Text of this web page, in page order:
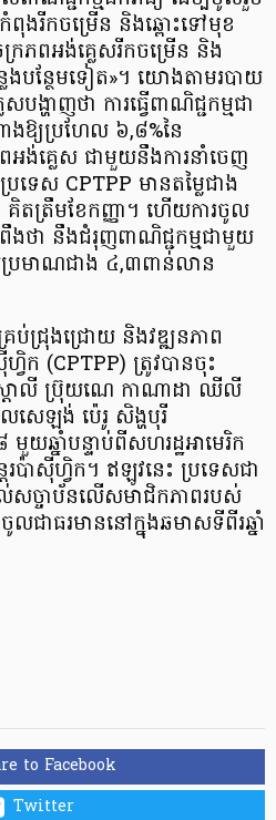
ពុងរីកចម្រើន និងឆ្ពោះទៅមុខ
រភពអង់គ្លេសរីកចម្រើន និង
លែងបន្ថែមទៀត»។ យោងតាមរបាយ
ង្ហាញថា ការធ្វើពាណិជ្ជកម្មជា
ឱ្យប្រហែល ៦,៨%នៃ
អង់គ្លេស ជាមួយនឹងការនាំចេញ
ទេស CPTPP មានតម្លៃជាង
គិតត្រឹមខែកញ្ញា។ ហើយការចូល
ពឹងថា នឹងជំរុញពាណិជ្ជកម្មជាមួយ
រមាណជាង ៤,៣ពាន់លាន
រប់ជ្រុងជ្រោយ និងវឌ្ឍនភាព
វិក (CPTPP) ត្រូវបានចុះ
រាលី ប្រ៊ុយណេ កាណាដា ឈីលី
េឡង់ ប៉េរូ សិង្ហបុរី
យឆ្នាំបន្ទាប់ពីសហរដ្ឋអាមេរិក
រប៉ាស៊ីហ្វិក។ ឥឡូវនេះ ប្រទេសជា
សច្ចាប័នលើសមាជិកភាពរបស់
ជាធរមាននៅក្នុងឆមាសទីពីរឆ្នាំ
to Facebook
Twitter